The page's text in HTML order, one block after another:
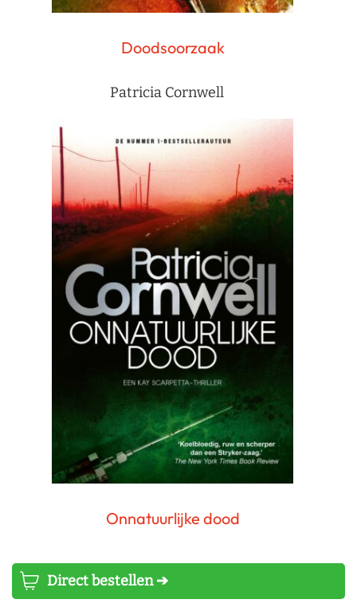
Direct bestellen ➔
Doodsoorzaak
Patricia Cornwell
Onnatuurlijke dood
Patricia Cornwell